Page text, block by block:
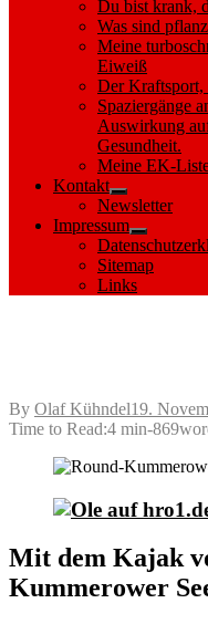
Du bist krank,
Was sind
Meine
Eiweiß
Der Kraftsport,
Spaziergänge
Auswirkung
Gesundheit.
Meine EK-
Kontakt
Show
sub
menu
Newsletter
Impressum
Show
sub
menu
Sitemap
Links
By Olaf KühndelPosted
on
19.
Time to Read:4 min-869
Mit dem Kajak
Kummerower